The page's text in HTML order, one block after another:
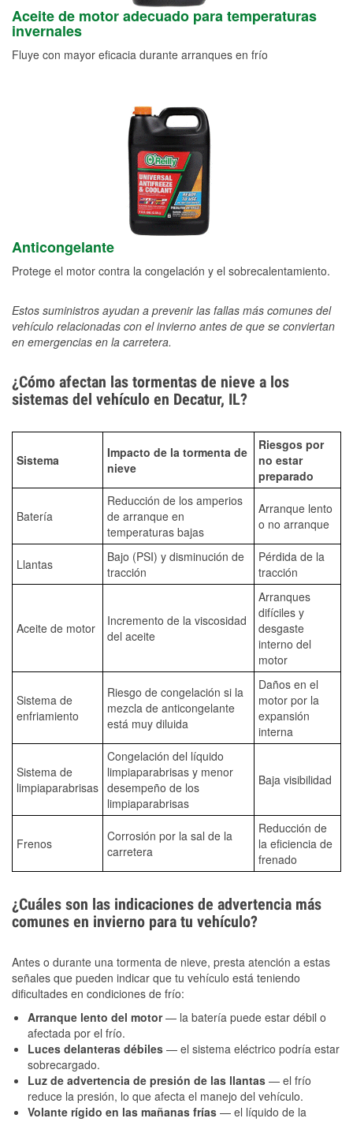
Aceite de motor adecuado para temperaturas
invernales
Fluye con mayor eficacia durante arranques en frío
Anticongelante
Protege el motor contra la congelación y el sobrecalentamiento.
Estos suministros ayudan a prevenir las fallas más comunes del
vehículo relacionadas con el invierno antes de que se conviertan
en emergencias en la carretera.
¿Cómo afectan las tormentas de nieve a los
sistemas del vehículo en Decatur, IL?
Sistema
Impacto de la tormenta de
nieve
Riesgos por
no estar
preparado
Batería
Reducción de los amperios
de arranque en
temperaturas bajas
Arranque lento
o no arranque
Llantas
Bajo (PSI) y disminución de
tracción
Pérdida de la
tracción
Aceite de motor
Incremento de la viscosidad
del aceite
Arranques
difíciles y
desgaste
interno del
motor
Sistema de
enfriamiento
Riesgo de congelación si la
mezcla de anticongelante
está muy diluida
Daños en el
motor por la
expansión
interna
Sistema de
limpiaparabrisas
Congelación del líquido
limpiaparabrisas y menor
desempeño de los
limpiaparabrisas
Baja visibilidad
Frenos
Corrosión por la sal de la
carretera
Reducción de
la eficiencia de
frenado
¿Cuáles son las indicaciones de advertencia más
comunes en invierno para tu vehículo?
Antes o durante una tormenta de nieve, presta atención a estas
señales que pueden indicar que tu vehículo está teniendo
dificultades en condiciones de frío:
Arranque lento del motor— la batería puede estar débil o
afectada por el frío.
Luces delanteras débiles — el sistema eléctrico podría estar
sobrecargado.
Luz de advertencia de presión de las llantas — el frío
reduce la presión, lo que afecta el manejo del vehículo.
Volante rígido en las mañanas frías — el líquido de la